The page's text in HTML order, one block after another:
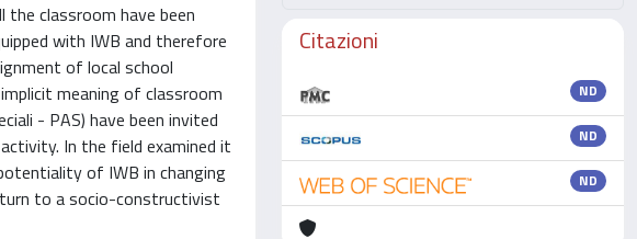
the classroom have been
with IWB and therefore
of local school
meaning of classroom
- PAS) have been invited
In the field examined it
of IWB in changing
to a socio-constructivist
Citazioni
ND
ND
ND